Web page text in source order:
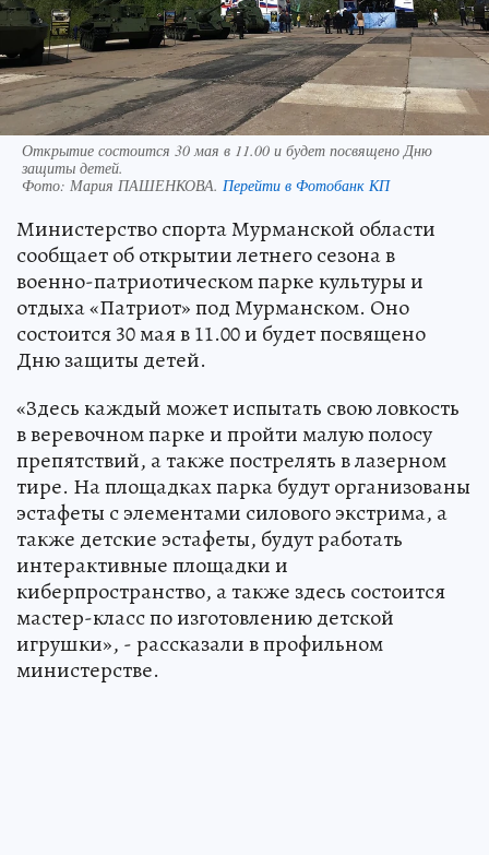
Открытие состоится 30 мая в 11.00 и будет посвящено Дню
защиты детей.
Фото: Мария ПАШЕНКОВА. Перейти в Фотобанк КП
Министерство спорта Мурманской области
сообщает об открытии летнего сезона в
военно-патриотическом парке культуры и
отдыха «Патриот» под Мурманском. Оно
состоится 30 мая в 11.00 и будет посвящено
Дню защиты детей.
«Здесь каждый может испытать свою ловкость
в веревочном парке и пройти малую полосу
препятствий, а также пострелять в лазерном
тире. На площадках парка будут организованы
эстафеты с элементами силового экстрима, а
также детские эстафеты, будут работать
интерактивные площадки и
киберпространство, а также здесь состоится
мастер-класс по изготовлению детской
игрушки», - рассказали в профильном
министерстве.